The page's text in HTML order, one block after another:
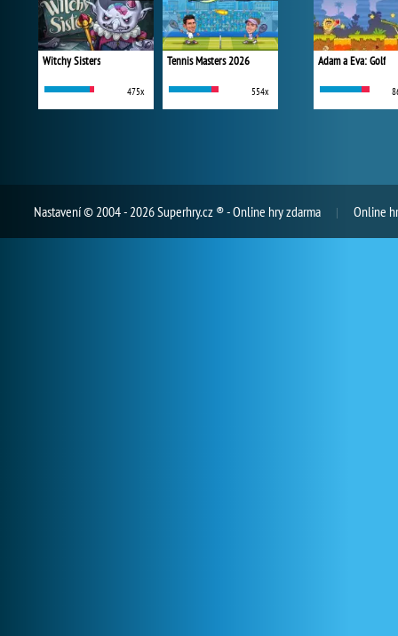
Witchy Sisters
475x
Tennis Masters 2026
554x
Adam a Eva: Golf
Nastavení© 2004 - 2026 Superhry.cz ® - Online hry zdarma Online